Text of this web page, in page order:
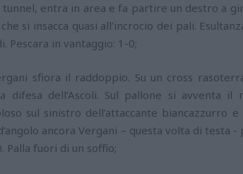
tunnel, entra in area e fa partire un destro a
si insacca quasi all’incrocio dei pali.
Pescara in vantaggio: 1-0;
sfiora il raddoppio. Su un cross
difesa dell’Ascoli. Sul pallone si avventa
sul sinistro dell’attaccante biancazzurro
ancora Vergani – questa volta di testa
Palla fuori di un soffio;